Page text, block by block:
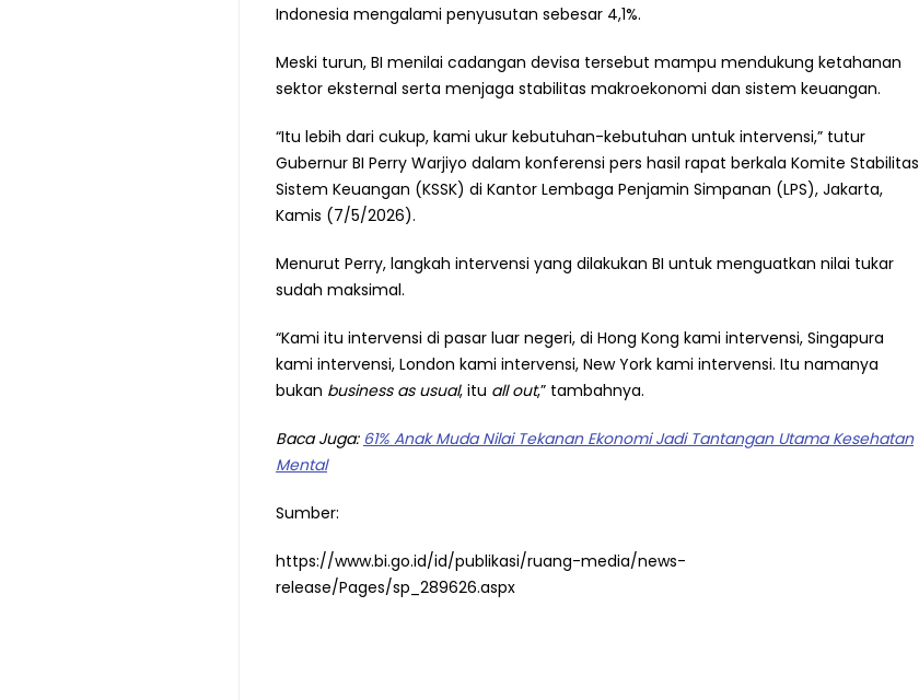
Indonesia mengalami penyusutan sebesar 4,1%.
Meski turun, BI menilai cadangan devisa tersebut mampu mendukung ketahanan
sektor eksternal serta menjaga stabilitas makroekonomi dan sistem keuangan.
“Itu lebih dari cukup, kami ukur kebutuhan-kebutuhan untuk intervensi,” tutur
Gubernur BI Perry Warjiyo dalam konferensi pers hasil rapat berkala Komite Stabilitas
Sistem Keuangan (KSSK) di Kantor Lembaga Penjamin Simpanan (LPS), Jakarta,
Kamis (7/5/2026).
Menurut Perry, langkah intervensi yang dilakukan BI untuk menguatkan nilai tukar
sudah maksimal.
“Kami itu intervensi di pasar luar negeri, di Hong Kong kami intervensi, Singapura
kami intervensi, London kami intervensi, New York kami intervensi. Itu namanya
bukan business as usual, itu all out,” tambahnya.
Baca Juga: 61% Anak Muda Nilai Tekanan Ekonomi Jadi Tantangan Utama Kesehatan
Mental
Sumber:
https://www.bi.go.id/id/publikasi/ruang-media/news-
release/Pages/sp_289626.aspx